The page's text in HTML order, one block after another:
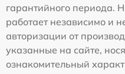
гарантийного периода.
работает независимо и
авторизации от
указанные на сайте,
ознакомительный